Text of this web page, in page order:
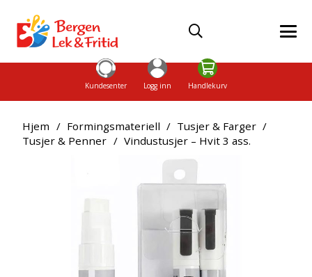
Kundesenter Logg inn Handlekurv
Hjem / Formingsmateriell / Tusjer & Farger /
Tusjer & Penner / Vindustusjer – Hvit 3 ass.